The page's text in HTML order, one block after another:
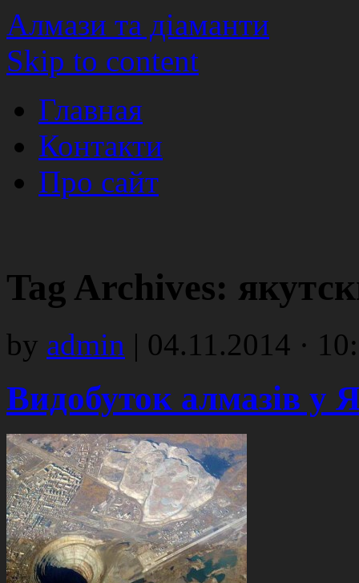
Алмази та діаманти
Skip to content
Главная
Контакти
Про сайт
Tag Archives:
by admin | 04.11.2014 ·
Видобуток алмазів у